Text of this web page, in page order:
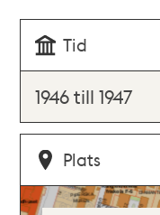
Tid
1946 till 1947
Plats